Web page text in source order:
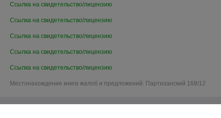
Ссылка на свидетельство/лицензию
Ссылка на свидетельство/лицензию
Ссылка на свидетельство/лицензию
Ссылка на свидетельство/лицензию
Ссылка на свидетельство/лицензию
Местонахождение книги жалоб и предложений: Партизанский 168/12